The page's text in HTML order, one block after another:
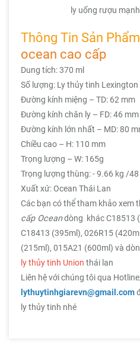
ly uống rượu
Thông Tin Sản Phẩm
ocean cao cấp
Dung tích: 370 ml
Số lượng: Ly thủy tinh
Đường kính miệng – TD: 62 mm
Đường kính chân ly – FD: 46 mm
Đường kính lớn nhất – MD: 80
Chiều cao – H: 110 mm
Trọng lượng – W: 165g
Trọng lượng thùng: - 9.66 kg /
Xuất xứ: Ocean Thái Lan
Các bạn có thể tham khảo xem
cấp Oceandòng khác C18513
C18413 (395ml), 026R15
(215ml), 015A21 (600ml) và
ly thủy tinh Union thái lan
Liên hệ với chúng tôi qua
lythuytinhgiarevn@gmail.com
ly thủy tinh nhé